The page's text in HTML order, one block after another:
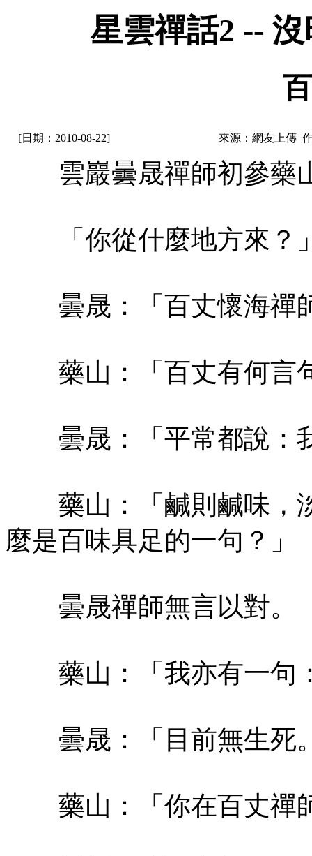
星雲禪話2 --
[日期：2010-08-22] 來源：網友上傳
雲巖曇晟禪師初參藥
「你從什麼地方來？
曇晟：「百丈懷海禪
藥山：「百丈有何言
曇晟：「平常都說：
藥山：「鹹則鹹味，
麼是百味具足的一句？」
曇晟禪師無言以對。
藥山：「我亦有一句
曇晟：「目前無生死
藥山：「你在百丈禪